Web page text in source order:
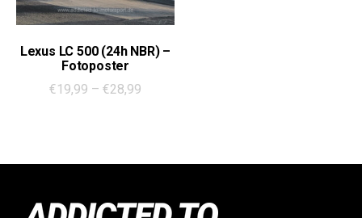
werden
Ausführung wählen
Produkt
weist
mehrere
Optionen
auf
Lexus LC 500 (24h NBR) –
Fotoposter
€19,99 – €28,99Preisspanne: